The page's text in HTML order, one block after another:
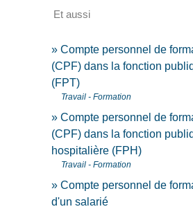
Et aussi
Compte personnel de
(CPF) dans la fonction
(FPT)
Travail - Formation
Compte personnel de
(CPF) dans la fonction
hospitalière (FPH)
Travail - Formation
Compte personnel de
d'un salarié